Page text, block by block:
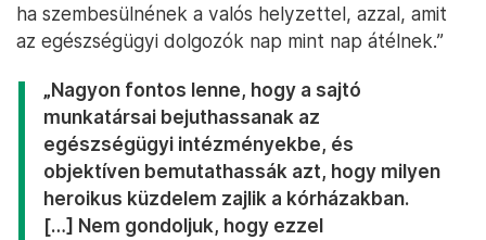
ha szembesülnének a valós helyzettel, azzal, amit
az egészségügyi dolgozók nap mint nap átélnek.”
„Nagyon fontos lenne, hogy a sajtó
munkatársai bejuthassanak az
egészségügyi intézményekbe, és
objektíven bemutathassák azt, hogy milyen
heroikus küzdelem zajlik a kórházakban.
[…] Nem gondoljuk, hogy ezzel